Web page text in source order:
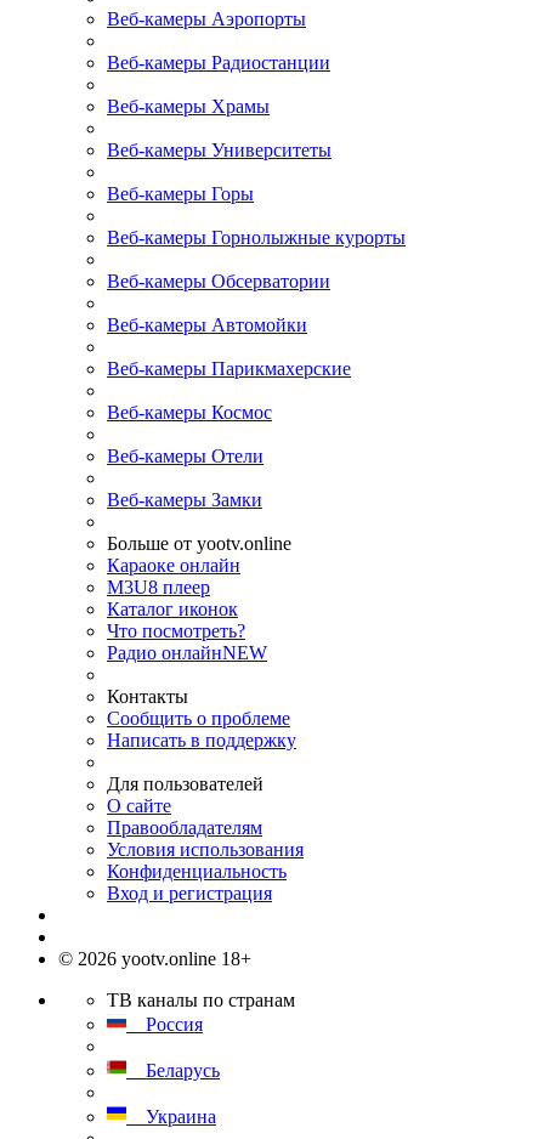
Веб-камеры Аэропорты
Веб-камеры Радиостанции
Веб-камеры Храмы
Веб-камеры Университеты
Веб-камеры Горы
Веб-камеры Горнолыжные курорты
Веб-камеры Обсерватории
Веб-камеры Автомойки
Веб-камеры Парикмахерские
Веб-камеры Космос
Веб-камеры Отели
Веб-камеры Замки
Больше от yootv.online
Караоке онлайн
M3U8 плеер
Каталог иконок
Что посмотреть?
Радио онлайнNEW
Контакты
Сообщить о проблеме
Написать в поддержку
Для пользователей
О сайте
Правообладателям
Условия использования
Конфиденциальность
Вход и регистрация
© 2026 yootv.online 18+
ТВ каналы по странам
Россия
Беларусь
Украина